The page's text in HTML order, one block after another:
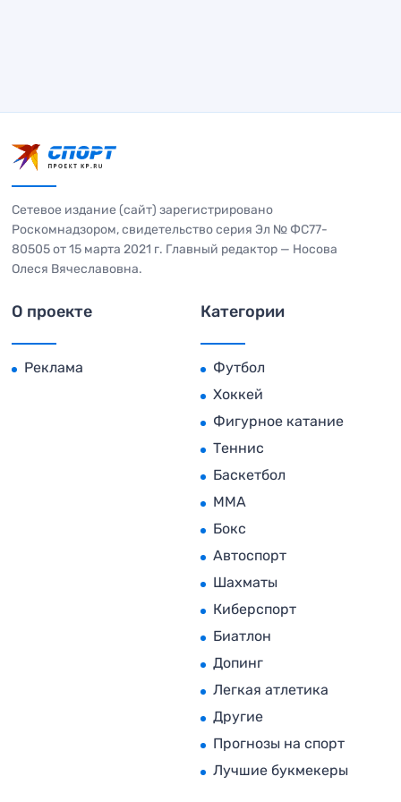
Сетевое издание (сайт) зарегистрировано
Роскомнадзором, свидетельство серия Эл № ФС77-
80505 от 15 марта 2021 г. Главный редактор — Носова
Олеся Вячеславовна.
О проекте
Реклама
Категории
Футбол
Хоккей
Фигурное катание
Теннис
Баскетбол
MMA
Бокс
Автоспорт
Шахматы
Киберспорт
Биатлон
Допинг
Легкая атлетика
Другие
Прогнозы на спорт
Лучшие букмекеры